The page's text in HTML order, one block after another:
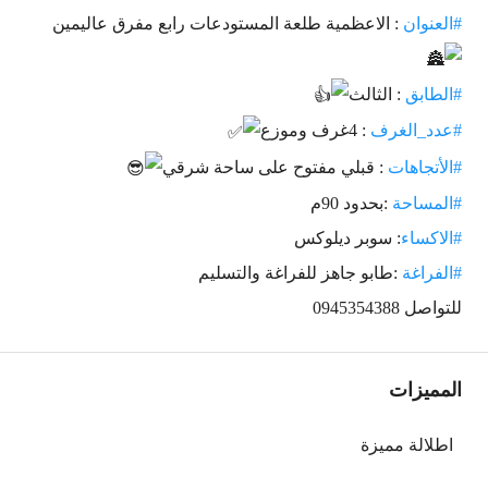
#العنوان : الاعظمية طلعة المستودعات رابع مفرق عاليمين
#الطابق : الثالث
#عدد_الغرف : 4غرف وموزع
#الأتجاهات : قبلي مفتوح على ساحة شرقي
#المساحة :بحدود 90م
#الاكساء: سوبر ديلوكس
#الفراغة :طابو جاهز للفراغة والتسليم
للتواصل 0945354388
المميزات
اطلالة مميزة